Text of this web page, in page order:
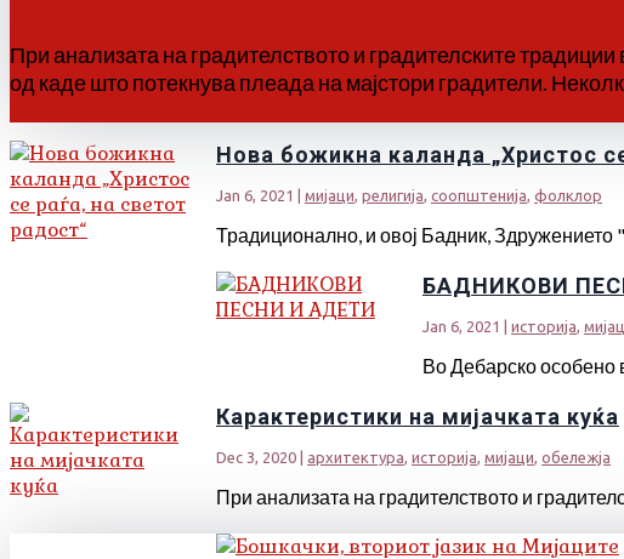
При анализата на градителството и градителските
од каде што потекнува плеада на мајстори градители.
Нова божикна каланда „Христос
Jan 6, 2021 мијаци, религија, соопштенија, фолклор
Традиционално, и овој Бадник,
БАДНИКОВИ
Jan 6, 2021 историја,
Во Дебарско особено
Карактеристики на мијачката куќа
Dec 3, 2020 архитектура, историја, мијаци, обележја
При анализата на градителството и